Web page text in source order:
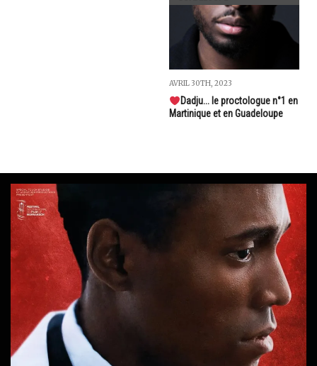
AVRIL 30TH, 2023
Dadju... le proctologue n°1 en
Martinique et en Guadeloupe